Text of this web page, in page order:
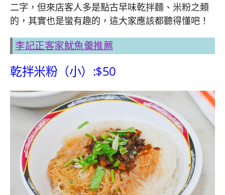
二字，但來店客人多是點古早味乾拌麵、米粉之類
的，其實也是蠻有趣的，這大家應該都聽得懂吧！
李記正客家魷魚羹推薦
乾拌米粉（小）:$50